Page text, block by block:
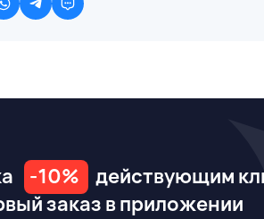
-10%
действующим
заказ в приложении